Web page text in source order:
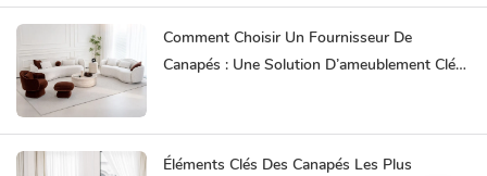
Comment Choisir Un Fournisseur De
Canapés : Une Solution D’ameublement Clé
Éléments Clés Des Canapés Les Plus